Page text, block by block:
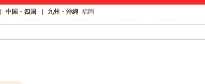
中国・四国 九州・沖縄 福岡